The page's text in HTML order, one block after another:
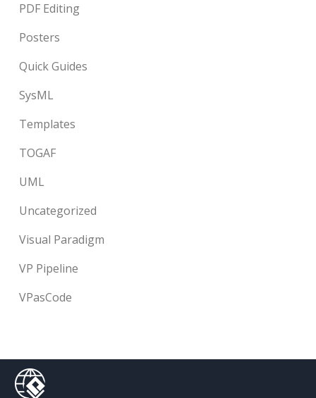
PDF Editing
Posters
Quick Guides
SysML
Templates
TOGAF
UML
Uncategorized
Visual Paradigm
VP Pipeline
VPasCode